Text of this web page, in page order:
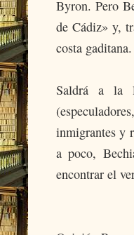
Byron. Pero
de Cádiz» y,
costa gaditana.
Saldrá a la
inmigrantes y
a poco,
encontrar el